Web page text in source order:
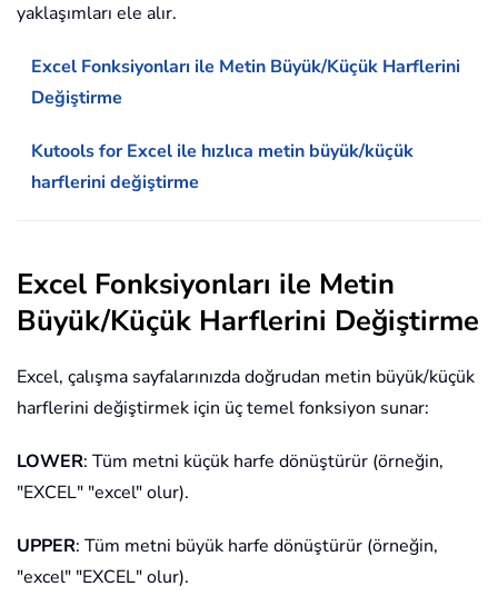
yaklaşımları ele alır.
Excel Fonksiyonları ile Metin Büyük/Küçük Harflerini
Değiştirme
Kutools for Excel ile hızlıca metin büyük/küçük
harflerini değiştirme
Excel Fonksiyonları ile Metin
Büyük/Küçük Harflerini Değiştirme
Excel, çalışma sayfalarınızda doğrudan metin büyük/küçük
harflerini değiştirmek için üç temel fonksiyon sunar:
LOWER: Tüm metni küçük harfe dönüştürür (örneğin,
"EXCEL" "excel" olur).
UPPER: Tüm metni büyük harfe dönüştürür (örneğin,
"excel" "EXCEL" olur).